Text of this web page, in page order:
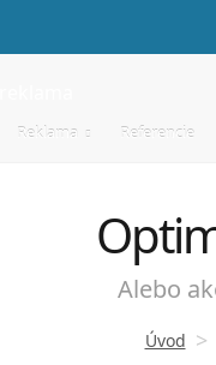
Reklama Referencie
Alebo
Úvod >